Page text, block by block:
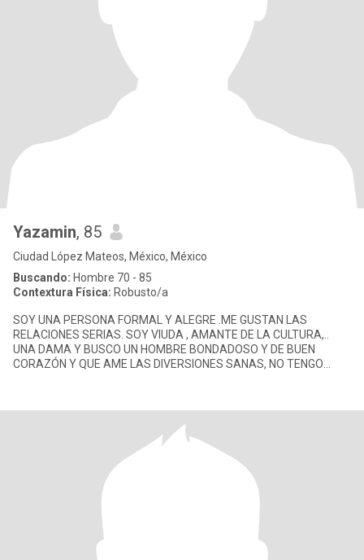
Yazamin, 85
Ciudad López Mateos, México, México
Buscando: Hombre 70 - 85
Contextura Física: Robusto/a
SOY UNA PERSONA FORMAL Y ALEGRE .ME GUSTAN LAS
RELACIONES SERIAS. SOY VIUDA , AMANTE DE LA CULTURA,..
UNA DAMA Y BUSCO UN HOMBRE BONDADOSO Y DE BUEN
CORAZÓN Y QUE AME LAS DIVERSIONES SANAS, NO TENGO